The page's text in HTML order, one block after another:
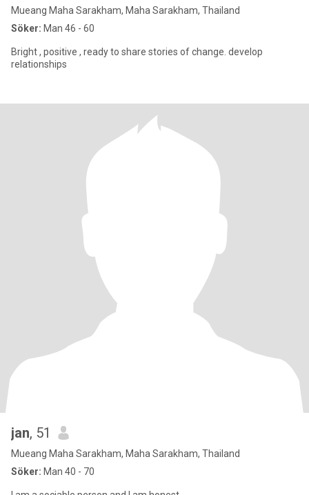
Mueang Maha Sarakham, Maha Sarakham, Thailand
Söker: Man 46 - 60
Bright , positive , ready to share stories of change. develop
relationships
jan, 51
Mueang Maha Sarakham, Maha Sarakham, Thailand
Söker: Man 40 - 70